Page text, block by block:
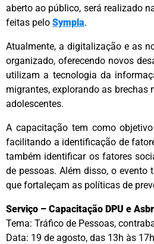
aberto ao público, será realizado
feitas pelo Sympla.
Atualmente, a digitalização e as
organizado, oferecendo novos
utilizam a tecnologia da
migrantes, explorando as brechas
adolescentes.
A capacitação tem como
facilitando a identificação de
também identificar os fatores
de pessoas. Além disso, o
que fortaleçam as políticas de
Serviço – Capacitação DPU e
Tema: Tráfico de Pessoas,
Data: 19 de agosto, das 13h às 17h